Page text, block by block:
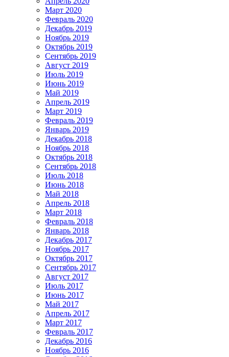
Март 2020
Февраль 2020
Декабрь 2019
Ноябрь 2019
Октябрь 2019
Сентябрь 2019
Август 2019
Июль 2019
Июнь 2019
Май 2019
Апрель 2019
Март 2019
Февраль 2019
Январь 2019
Декабрь 2018
Ноябрь 2018
Октябрь 2018
Сентябрь 2018
Июль 2018
Июнь 2018
Май 2018
Апрель 2018
Март 2018
Февраль 2018
Январь 2018
Декабрь 2017
Ноябрь 2017
Октябрь 2017
Сентябрь 2017
Август 2017
Июль 2017
Июнь 2017
Май 2017
Апрель 2017
Март 2017
Февраль 2017
Декабрь 2016
Ноябрь 2016